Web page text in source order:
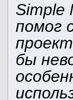
Simple
помог
бы